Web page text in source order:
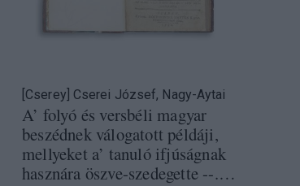
[Cserey] Cserei József, Nagy-Aytai
A’ folyó és versbéli magyar
beszédnek válogatott példáji,
mellyeket a’ tanuló ifjúságnak
hasznára öszve-szedegette --.…